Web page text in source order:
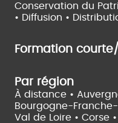
Conservation du
• Diffusion •
Formation
Par région
À distance •
Bourgogne-
Val de Loire • Corse •